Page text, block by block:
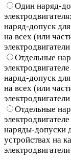
Один наряд-
наряд-допуск
на всех (или
Отдельные
наряд-допуск
на всех (или
Отдельные
наряды-допуски
устройствах на